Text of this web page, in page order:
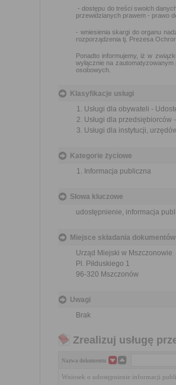
- dostępu do treści swoich
przewidzianych prawem - prawo
- wniesienia skargi do organu
rozporządzenia tj. Prezesa
Ponadto informujemy, iż w
wyłącznie na
osobowych.
Klasyfikacje usługi
Usługi dla obywateli -
Usługi dla
Usługi dla instytucji,
Kategorie życiowe
Informacja publiczna
Słowa kluczowe
udostępnienie, informacja
Miejsce składania dokumentów
Urząd Miejski w Mszczonowie
Pl. Piłduskiego 1
96-320 Mszczonów
Uwagi
Brak
Zrealizuj usługę
Nazwa dokumentu
Wniosek o udostępnienie informacji